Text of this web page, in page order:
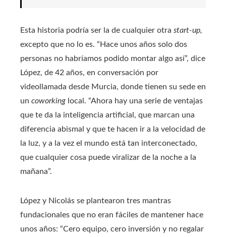
Esta historia podría ser la de cualquier otra start-up,
excepto que no lo es. “Hace unos años solo dos
personas no habríamos podido montar algo así”, dice
López, de 42 años, en conversación por
videollamada desde Murcia, donde tienen su sede en
un coworking local. “Ahora hay una serie de ventajas
que te da la inteligencia artificial, que marcan una
diferencia abismal y que te hacen ir a la velocidad de
la luz, y a la vez el mundo está tan interconectado,
que cualquier cosa puede viralizar de la noche a la
mañana”.
López y Nicolás se plantearon tres mantras
fundacionales que no eran fáciles de mantener hace
unos años: “Cero equipo, cero inversión y no regalar